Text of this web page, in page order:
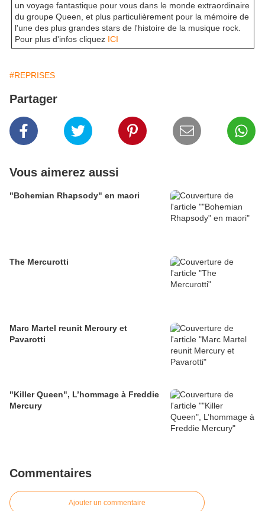
un voyage fantastique pour vous dans le monde extraordinaire
du groupe Queen, et plus particulièrement pour la mémoire de
l'une des plus grandes stars de l'histoire de la musique rock.
Pour plus d'infos cliquez ICI
#REPRISES
Partager
Vous aimerez aussi
"Bohemian Rhapsody" en maori
The Mercurotti
Marc Martel reunit Mercury et
Pavarotti
"Killer Queen", L’hommage à Freddie
Mercury
Commentaires
Ajouter un commentaire